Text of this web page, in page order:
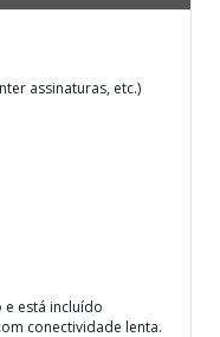
assinaturas, etc.)
está incluído
conectividade lenta.